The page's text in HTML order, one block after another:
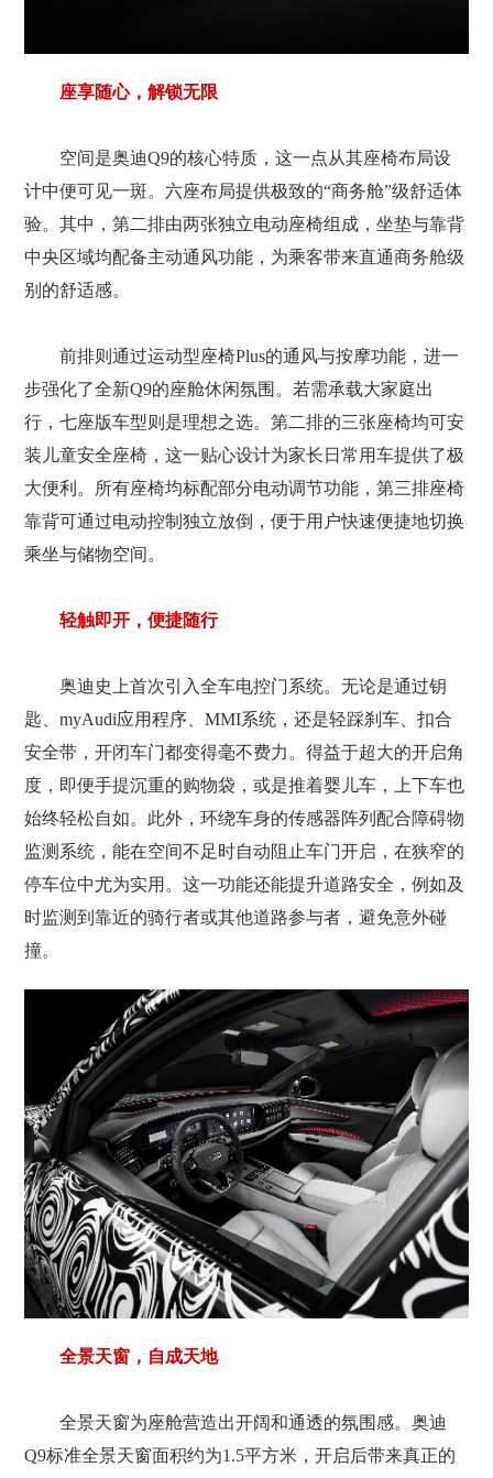
座享随心，解锁无限
空间是奥迪Q9的核心特质，这一点从其座椅布局设
计中便可见一斑。六座布局提供极致的“商务舱”级舒适体
验。其中，第二排由两张独立电动座椅组成，坐垫与靠背
中央区域均配备主动通风功能，为乘客带来直通商务舱级
别的舒适感。
前排则通过运动型座椅Plus的通风与按摩功能，进一
步强化了全新Q9的座舱休闲氛围。若需承载大家庭出
行，七座版车型则是理想之选。第二排的三张座椅均可安
装儿童安全座椅，这一贴心设计为家长日常用车提供了极
大便利。所有座椅均标配部分电动调节功能，第三排座椅
靠背可通过电动控制独立放倒，便于用户快速便捷地切换
乘坐与储物空间。
轻触即开，便捷随行
奥迪史上首次引入全车电控门系统。无论是通过钥
匙、myAudi应用程序、MMI系统，还是轻踩刹车、扣合
安全带，开闭车门都变得毫不费力。得益于超大的开启角
度，即便手提沉重的购物袋，或是推着婴儿车，上下车也
始终轻松自如。此外，环绕车身的传感器阵列配合障碍物
监测系统，能在空间不足时自动阻止车门开启，在狭窄的
停车位中尤为实用。这一功能还能提升道路安全，例如及
时监测到靠近的骑行者或其他道路参与者，避免意外碰
撞。
全景天窗，自成天地
全景天窗为座舱营造出开阔和通透的氛围感。奥迪
Q9标准全景天窗面积约为1.5平方米，开启后带来真正的